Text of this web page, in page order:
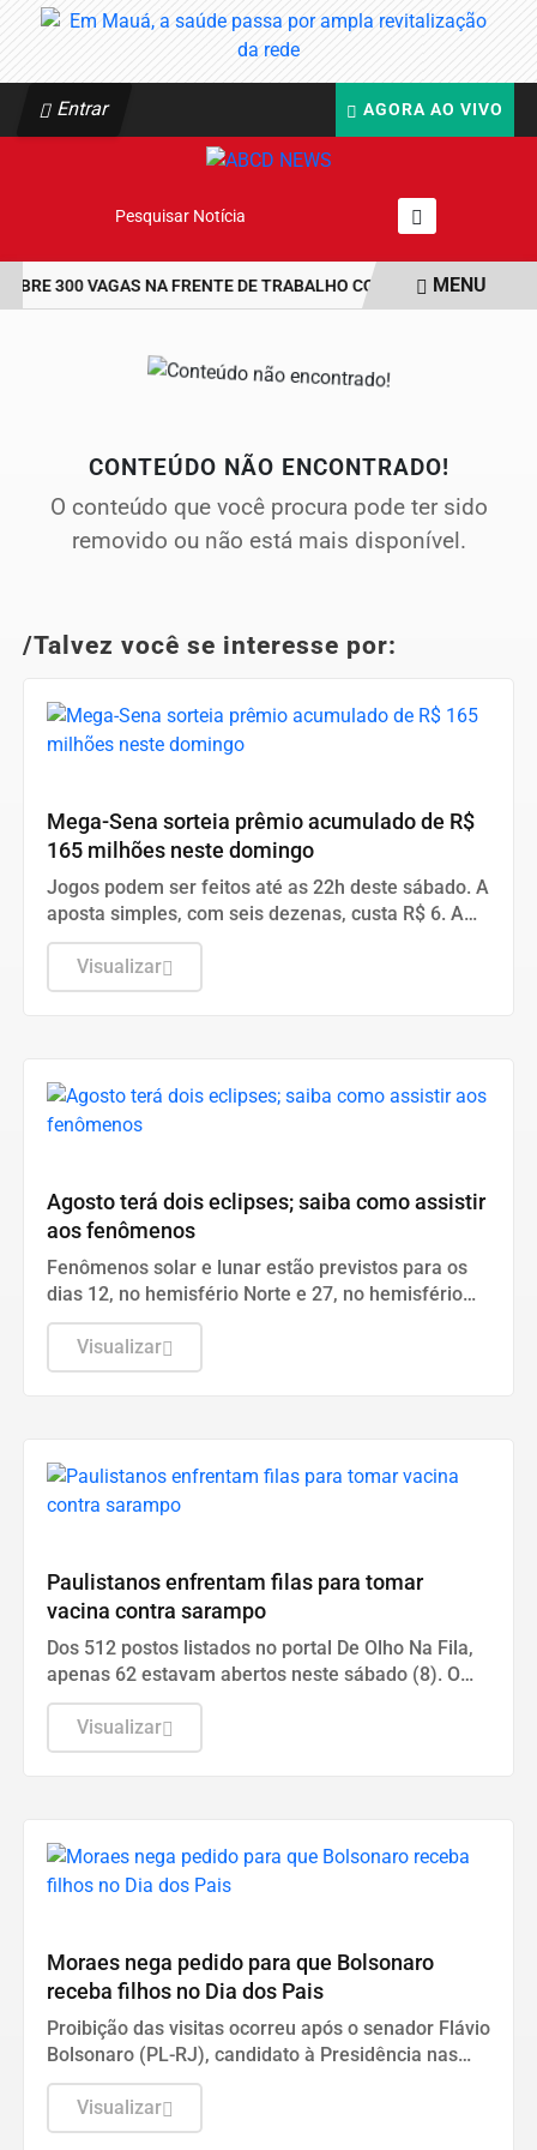
Entrar AGORA AO VIVO
Pesquisar Notícia
ABRE 300 VAGAS NA FRENTE DE TRABALHO COM BOLSA DE UM
MENU
CONTEÚDO NÃO ENCONTRADO!
O conteúdo que você procura pode ter sido
removido ou não está mais disponível.
/Talvez você se interesse por:
Mega-Sena sorteia prêmio acumulado de R$
165 milhões neste domingo
Jogos podem ser feitos até as 22h deste sábado. A
aposta simples, com seis dezenas, custa R$ 6. A
aposta simples, com seis dezenas, custa R$ 6.
Visualizar
Agosto terá dois eclipses; saiba como assistir
aos fenômenos
Fenômenos solar e lunar estão previstos para os
dias 12, no hemisfério Norte e 27, no hemisfério
Sul.
Visualizar
Paulistanos enfrentam filas para tomar
vacina contra sarampo
Dos 512 postos listados no portal De Olho Na Fila,
apenas 62 estavam abertos neste sábado (8). O
funcionamento de todos ocorre somente de
segunda a sexta-feira.
Visualizar
Moraes nega pedido para que Bolsonaro
receba filhos no Dia dos Pais
Proibição das visitas ocorreu após o senador Flávio
Bolsonaro (PL-RJ), candidato à Presidência nas
eleições deste ano, ter publicado nas redes sociais
uma carta manuscrita assinada pelo pai.
Visualizar